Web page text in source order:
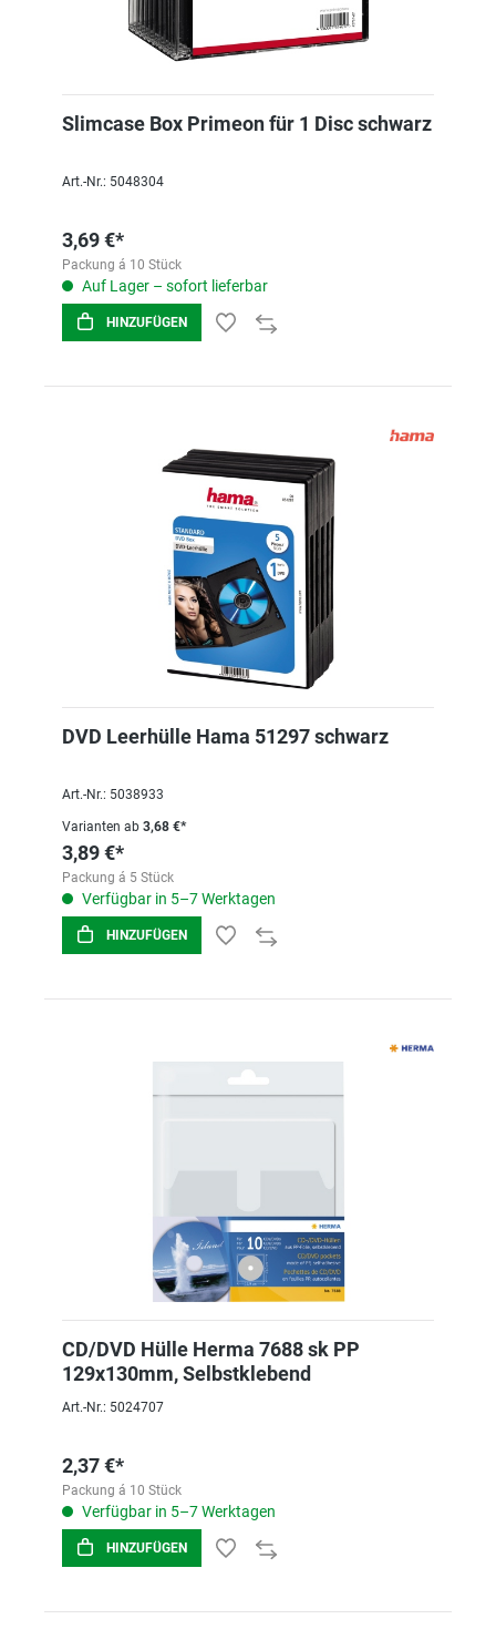
Slimcase Box Primeon für 1 Disc schwarz
Art.-Nr.: 5048304
3,69 €*
Packung á 10 Stück
Auf Lager – sofort lieferbar
HINZUFÜGEN
DVD Leerhülle Hama 51297 schwarz
Art.-Nr.: 5038933
Varianten ab 3,68 €*
3,89 €*
Packung á 5 Stück
Verfügbar in 5–7 Werktagen
HINZUFÜGEN
CD/DVD Hülle Herma 7688 sk PP
129x130mm, Selbstklebend
Art.-Nr.: 5024707
2,37 €*
Packung á 10 Stück
Verfügbar in 5–7 Werktagen
HINZUFÜGEN